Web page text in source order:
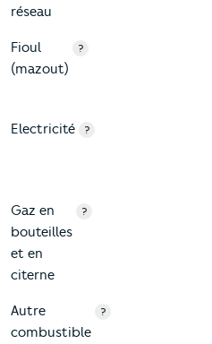
réseau
Fioul
(mazout)
?
Electricité ?
Gaz en
bouteilles
et en
citerne
?
Autre
combustible
?